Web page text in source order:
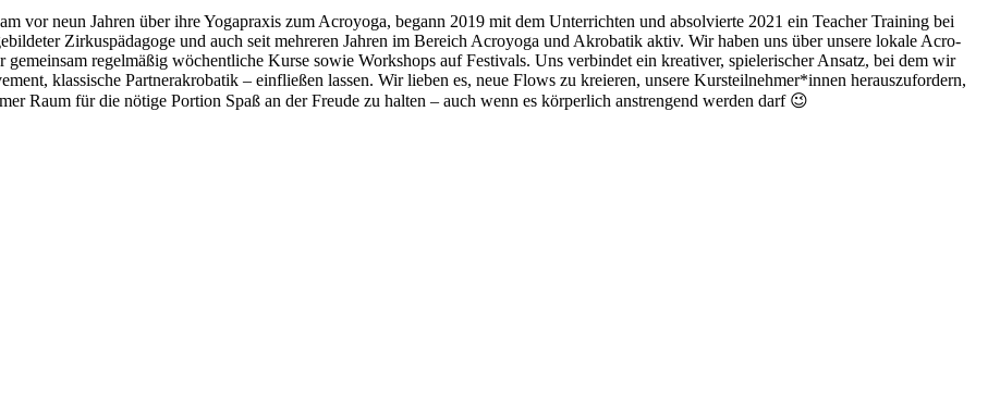
vor neun Jahren über ihre Yogapraxis zum Acroyoga, begann 2019 mit dem Unterrichten und absolvierte 2021 ein Teacher Training bei
Zirkuspädagoge und auch seit mehreren Jahren im Bereich Acroyoga und Akrobatik aktiv. Wir haben uns über unsere lokale Acro-
regelmäßig wöchentliche Kurse sowie Workshops auf Festivals. Uns verbindet ein kreativer, spielerischer Ansatz, bei dem wir
klassische Partnerakrobatik – einfließen lassen. Wir lieben es, neue Flows zu kreieren, unsere Kursteilnehmer*innen herauszufordern,
Raum für die nötige Portion Spaß an der Freude zu halten – auch wenn es körperlich anstrengend werden darf 😉